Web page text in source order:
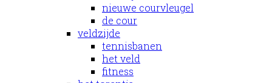
nieuwe courvleugel
de cour
veldzijde
tennisbanen
het veld
fitness